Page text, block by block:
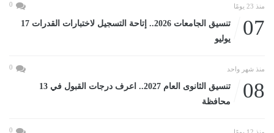
منذ 23 يومًا 0
07
تنسيق الجامعات 2026.. إتاحة التسجيل لاختبارات القدرات 17
يوليو
منذ شهر واحد 0
08
تنسيق الثانوى العام 2027.. اعرف درجات القبول في 13
محافظة
0